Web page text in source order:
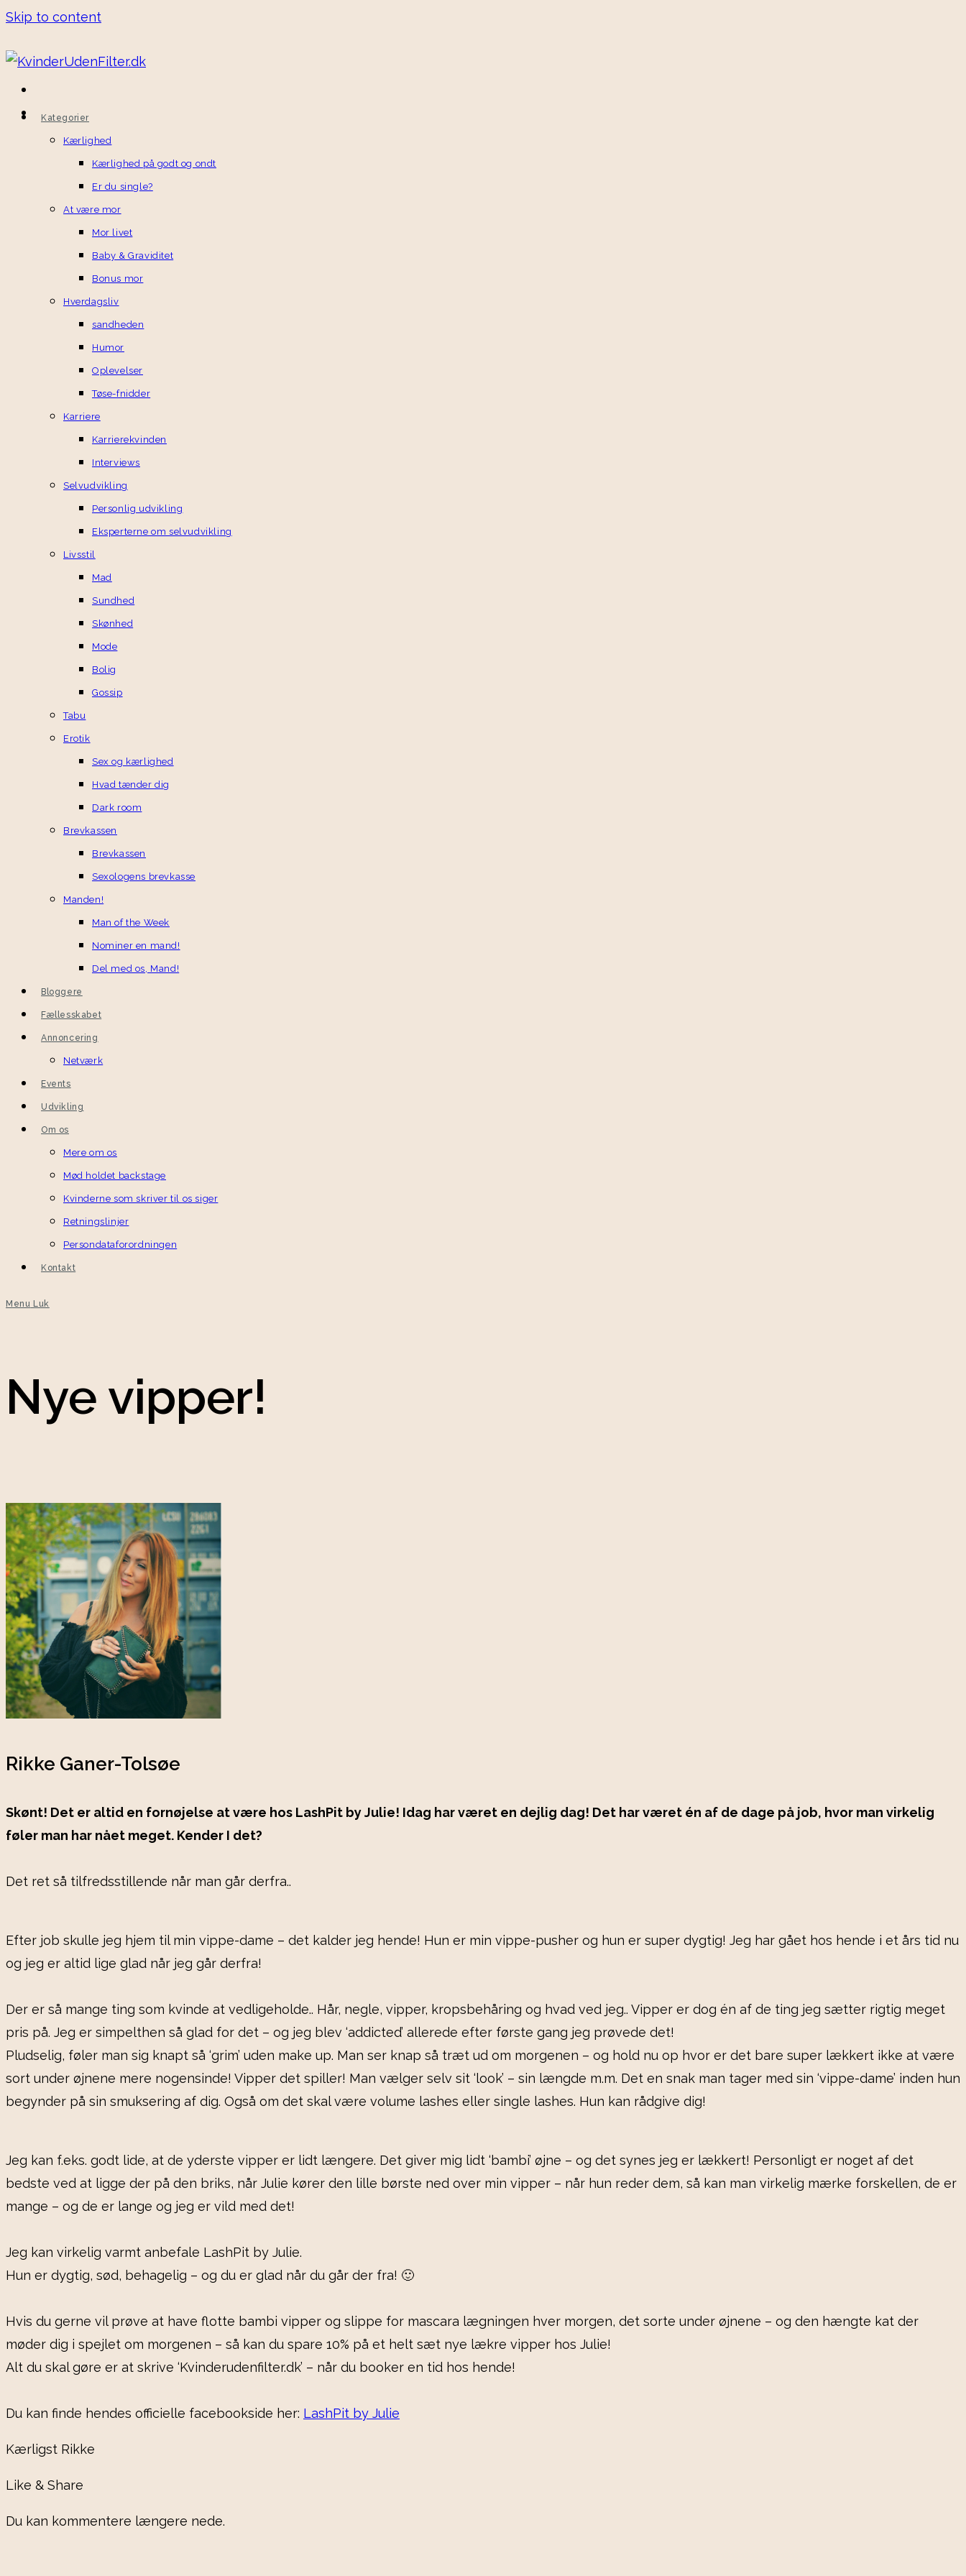
Skip to content
Kategorier
Kærlighed
Kærlighed på godt og ondt
Er du single?
At være mor
Mor livet
Baby & Graviditet
Bonus mor
Hverdagsliv
sandheden
Humor
Oplevelser
Tøse-fnidder
Karriere
Karrierekvinden
Interviews
Selvudvikling
Personlig udvikling
Eksperterne om selvudvikling
Livsstil
Mad
Sundhed
Skønhed
Mode
Bolig
Gossip
Tabu
Erotik
Sex og kærlighed
Hvad tænder dig
Dark room
Brevkassen
Brevkassen
Sexologens brevkasse
Manden!
Man of the Week
Nominer en mand!
Del med os, Mand!
Bloggere
Fællesskabet
Annoncering
Netværk
Events
Udvikling
Om os
Mere om os
Mød holdet backstage
Kvinderne som skriver til os siger
Retningslinjer
Persondataforordningen
Kontakt
Menu Luk
Nye vipper!
Rikke Ganer-Tolsøe
Skønt! Det er altid en fornøjelse at være hos LashPit by Julie! Idag har været en dejlig dag! Det har været én af de dage på job, hvor man virkelig
føler man har nået meget. Kender I det?
Det ret så tilfredsstillende når man går derfra..
Efter job skulle jeg hjem til min vippe-dame – det kalder jeg hende! Hun er min vippe-pusher og hun er super dygtig! Jeg har gået hos hende i et års tid nu
og jeg er altid lige glad når jeg går derfra!
Der er så mange ting som kvinde at vedligeholde.. Hår, negle, vipper, kropsbehåring og hvad ved jeg.. Vipper er dog én af de ting jeg sætter rigtig meget
pris på. Jeg er simpelthen så glad for det – og jeg blev ‘addicted’ allerede efter første gang jeg prøvede det!
Pludselig, føler man sig knapt så ‘grim’ uden make up. Man ser knap så træt ud om morgenen – og hold nu op hvor er det bare super lækkert ikke at være
sort under øjnene mere nogensinde! Vipper det spiller! Man vælger selv sit ‘look’ – sin længde m.m. Det en snak man tager med sin ‘vippe-dame’ inden hun
begynder på sin smuksering af dig. Også om det skal være volume lashes eller single lashes. Hun kan rådgive dig!
Jeg kan f.eks. godt lide, at de yderste vipper er lidt længere. Det giver mig lidt ‘bambi’ øjne – og det synes jeg er lækkert! Personligt er noget af det
bedste ved at ligge der på den briks, når Julie kører den lille børste ned over min vipper – når hun reder dem, så kan man virkelig mærke forskellen, de er
mange – og de er lange og jeg er vild med det!
Jeg kan virkelig varmt anbefale LashPit by Julie.
Hun er dygtig, sød, behagelig – og du er glad når du går der fra! 🙂
Hvis du gerne vil prøve at have flotte bambi vipper og slippe for mascara lægningen hver morgen, det sorte under øjnene – og den hængte kat der
møder dig i spejlet om morgenen – så kan du spare 10% på et helt sæt nye lækre vipper hos Julie!
Alt du skal gøre er at skrive ‘Kvinderudenfilter.dk’ – når du booker en tid hos hende!
Du kan finde hendes officielle facebookside her: LashPit by Julie
Kærligst Rikke
Like & Share
Du kan kommentere længere nede.